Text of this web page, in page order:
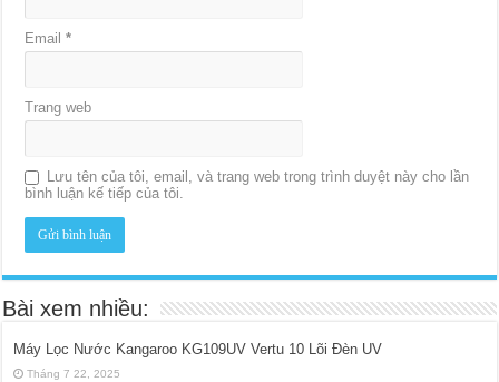
Email*
Trang web
Lưu tên của tôi, email, và trang web trong trình duyệt này cho lần
bình luận kế tiếp của tôi.
Bài xem nhiều:
Máy Lọc Nước Kangaroo KG109UV Vertu 10 Lõi Đèn UV
Tháng 7 22, 2025